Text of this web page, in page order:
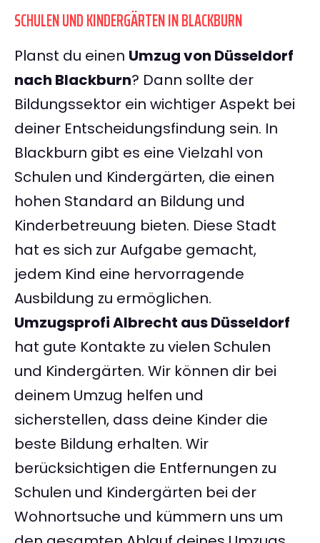
SCHULEN UND KINDERGÄRTEN IN BLACKBURN
Planst du einen Umzug von Düsseldorf
nach Blackburn? Dann sollte der
Bildungssektor ein wichtiger Aspekt bei
deiner Entscheidungsfindung sein. In
Blackburn gibt es eine Vielzahl von
Schulen und Kindergärten, die einen
hohen Standard an Bildung und
Kinderbetreuung bieten. Diese Stadt
hat es sich zur Aufgabe gemacht,
jedem Kind eine hervorragende
Ausbildung zu ermöglichen.
Umzugsprofi Albrecht aus Düsseldorf
hat gute Kontakte zu vielen Schulen
und Kindergärten. Wir können dir bei
deinem Umzug helfen und
sicherstellen, dass deine Kinder die
beste Bildung erhalten. Wir
berücksichtigen die Entfernungen zu
Schulen und Kindergärten bei der
Wohnortsuche und kümmern uns um